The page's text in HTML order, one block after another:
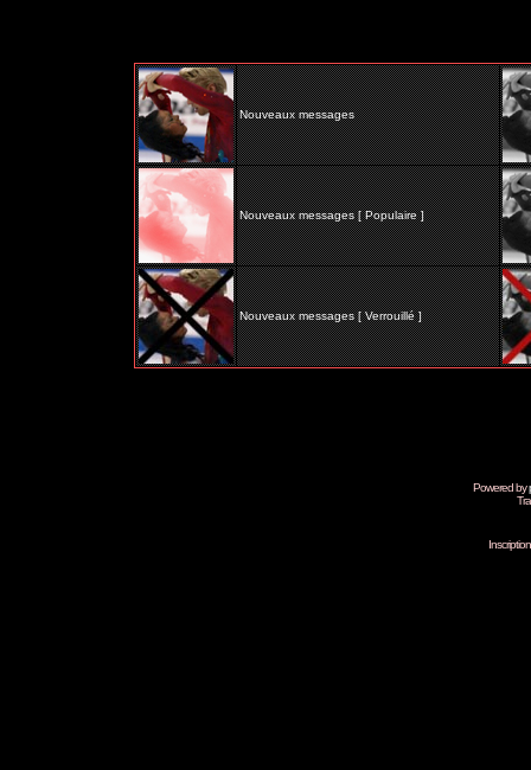
Nouveaux messages
Nouveaux messages [ Populaire ]
Nouveaux messages [ Verrouillé ]
Powered by